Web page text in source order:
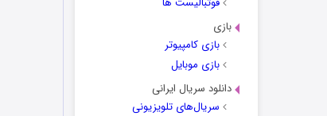
بازی
بازی کامپیوتر
بازی موبایل
دانلود سریال ایرانی
سریال‌های تلویزیونی